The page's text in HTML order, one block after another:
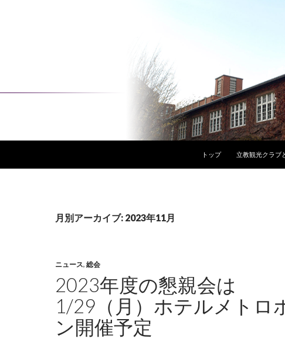
トップ
立教観光クラブ
月別アーカイブ: 2023年11月
ニュース, 総会
2023年度の懇親会は
1/29（月）ホテルメトロ
ン開催予定